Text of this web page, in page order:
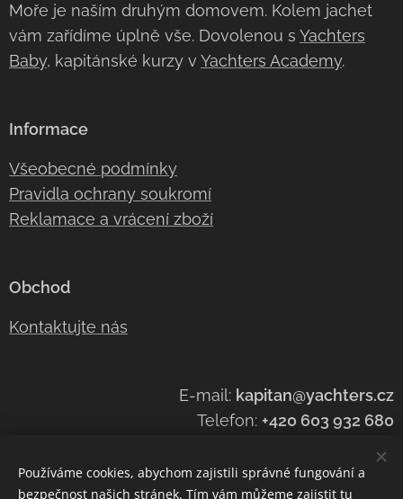
Moře je naším druhým domovem. Kolem jachet
vám zařídíme úplně vše. Dovolenou s Yachters
Baby, kapitánské kurzy v Yachters Academy.
Informace
Všeobecné podmínky
Pravidla ochrany soukromí
Reklamace a vrácení zboží
Obchod
Kontaktujte nás
E-mail: kapitan@yachters.cz
Telefon: +420 603 932 680
Používáme cookies, abychom zajistili správné fungování a
bezpečnost našich stránek. Tím vám můžeme zajistit tu